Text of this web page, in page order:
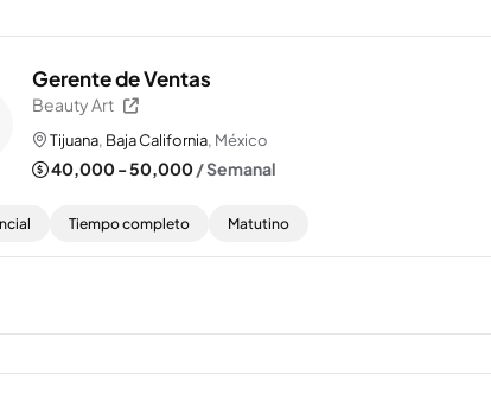
Gerente de Ventas
Beauty Art
Tijuana, Baja California, México
40,000 - 50,000/ Semanal
Tiempo completo Matutino